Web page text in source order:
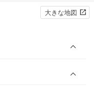
大きな地図